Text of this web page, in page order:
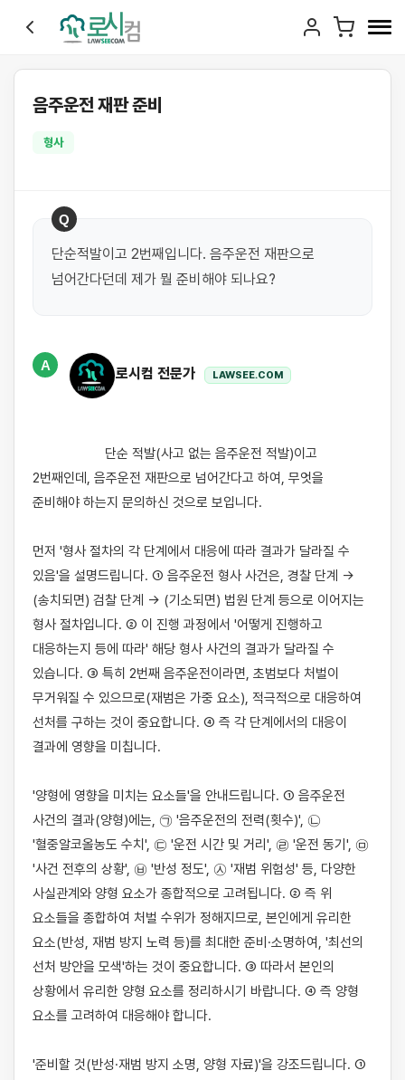
음주운전 재판 준비
형사
Q
단순적발이고 2번째입니다. 음주운전 재판으로
넘어간다던데 제가 뭘 준비해야 되나요?
A
로시컴 전문가 LAWSEE.COM
2번째인데, 음주운전 재판으로 넘어간다고 하여, 무엇을
준비해야 하는지 문의하신 것으로 보입니다.
먼저 '형사 절차의 각 단계에서 대응에 따라 결과가 달라질 수
있음'을 설명드립니다. ① 음주운전 형사 사건은, 경찰 단계 →
(송치되면) 검찰 단계 → (기소되면) 법원 단계 등으로 이어지는
형사 절차입니다. ② 이 진행 과정에서 '어떻게 진행하고
대응하는지 등에 따라' 해당 형사 사건의 결과가 달라질 수
있습니다. ③ 특히 2번째 음주운전이라면, 초범보다 처벌이
무거워질 수 있으므로(재범은 가중 요소), 적극적으로 대응하여
선처를 구하는 것이 중요합니다. ④ 즉 각 단계에서의 대응이
결과에 영향을 미칩니다.
'양형에 영향을 미치는 요소들'을 안내드립니다. ① 음주운전
사건의 결과(양형)에는, ㉠ '음주운전의 전력(횟수)', ㉡
'혈중알코올농도 수치', ㉢ '운전 시간 및 거리', ㉣ '운전 동기', ㉤
'사건 전후의 상황', ㉥ '반성 정도', ㉦ '재범 위험성' 등, 다양한
사실관계와 양형 요소가 종합적으로 고려됩니다. ② 즉 위
요소들을 종합하여 처벌 수위가 정해지므로, 본인에게 유리한
요소(반성, 재범 방지 노력 등)를 최대한 준비·소명하여, '최선의
선처 방안을 모색'하는 것이 중요합니다. ③ 따라서 본인의
상황에서 유리한 양형 요소를 정리하시기 바랍니다. ④ 즉 양형
요소를 고려하여 대응해야 합니다.
'준비할 것(반성·재범 방지 소명, 양형 자료)'을 강조드립니다. ①